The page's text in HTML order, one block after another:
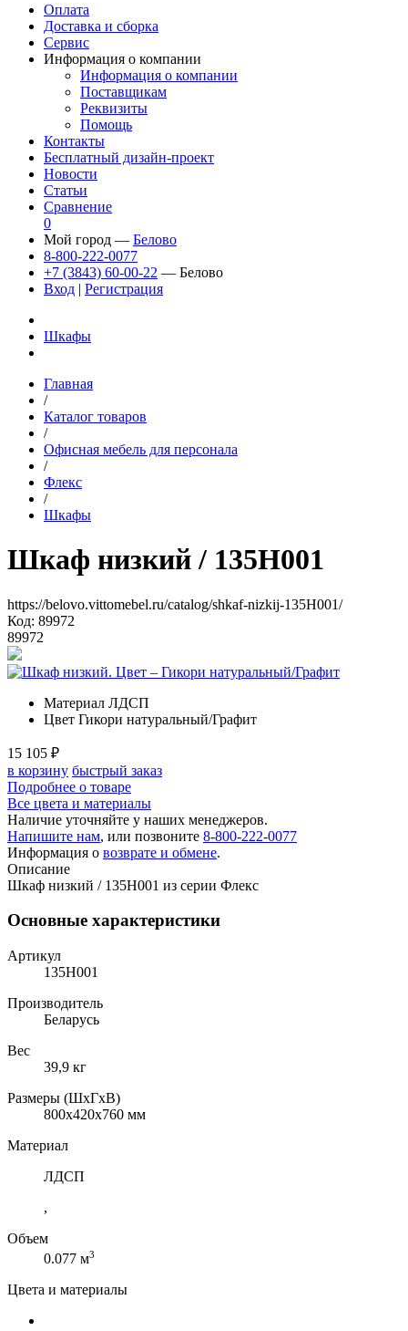
Оплата
Доставка и сборка
Сервис
Информация о компании
Информация о компании
Поставщикам
Реквизиты
Помощь
Контакты
Бесплатный дизайн-проект
Новости
Статьи
Сравнение
0
Мой город — Белово
8-800-222-0077
+7 (3843) 60-00-22 — Белово
Вход | Регистрация
Шкафы
Главная
/
Каталог товаров
/
Офисная мебель для персонала
/
Флекс
/
Шкафы
Шкаф низкий / 135H001
https://belovo.vittomebel.ru/catalog/shkaf-nizkij-135H001/
Код: 89972
89972
Материал ЛДСП
Цвет Гикори натуральный/Графит
15 105 ₽
в корзину быстрый заказ
Подробнее о товаре
Все цвета и материалы
Наличие уточняйте у наших менеджеров.
Напишите нам, или позвоните 8-800-222-0077
Информация о возврате и обмене.
Описание
Шкаф низкий / 135H001 из серии Флекс
Основные характеристики
Артикул
135H001
Производитель
Беларусь
Вес
39,9 кг
Размеры (ШхГхВ)
800x420x760 мм
Материал
ЛДСП
,
Объем
0.077 м3
Цвета и материалы